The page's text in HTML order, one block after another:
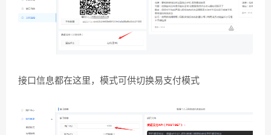
接口信息都在这里，模式可供切换易支付模式